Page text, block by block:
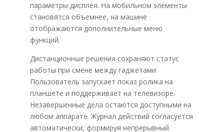
параметры дисплея. На мобильном элементы
становятся объемнее, на машине
отображаются дополнительные меню
функций.
Дистанционные решения сохраняют статус
работы при смене между гаджетами.
Пользователь запускает показ ролика на
планшете и поддерживает на телевизоре.
Незавершенные дела остаются доступными на
любом аппарате. Журнал действий согласуется
автоматически, формируя непрерывный